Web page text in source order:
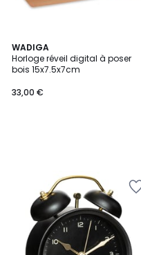
WADIGA
Horloge réveil digital à poser
bois 15x7.5x7cm
33,00 €